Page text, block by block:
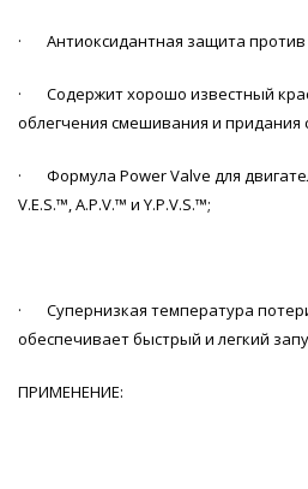
· Антиоксидантная защита против
· Содержит хорошо известный
облегчения смешивания и придания
· Формула Power Valve для
V.E.S.™, A.P.V.™ и Y.P.V.S.™;
· Супернизкая температура потери
обеспечивает быстрый и легкий
ПРИМЕНЕНИЕ: